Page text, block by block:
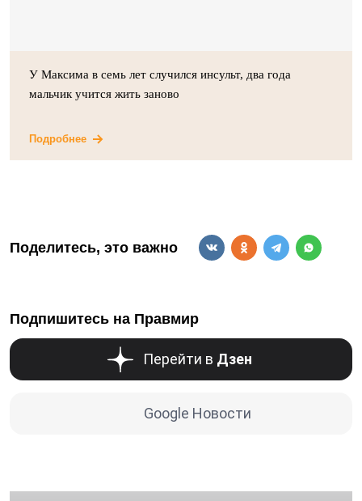
У Максима в семь лет случился инсульт, два года
мальчик учится жить заново
Подробнее
Поделитесь, это важно
Подпишитесь на Правмир
Перейти в Дзен
Google Новости